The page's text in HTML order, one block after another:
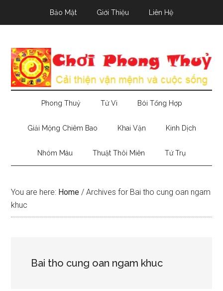
Bảo Mật Giới Thiệu Liên Hệ
Phong Thuỷ Tử Vi Bói Tổng Hợp
Giải Mộng Chiêm Bao Khai Vận Kinh Dịch
Nhóm Máu Thuật Thôi Miên Tứ Trụ
You are here: Home / Archives for Bai tho cung oan ngam
khuc
Bai tho cung oan ngam khuc